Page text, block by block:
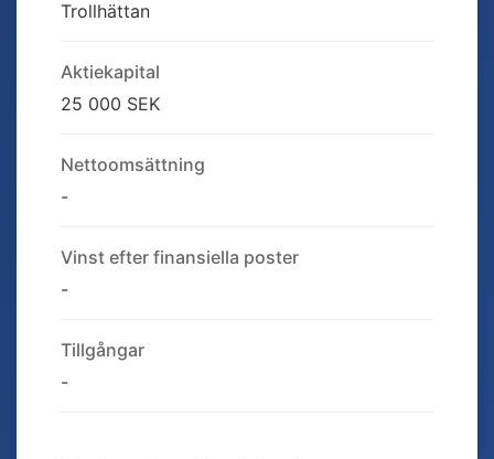
Trollhättan
Aktiekapital
25 000 SEK
Nettoomsättning
-
Vinst efter finansiella poster
-
Tillgångar
-